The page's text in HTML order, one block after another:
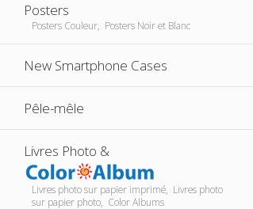
Posters
Posters Couleur, Posters Noir et Blanc
New Smartphone Cases
Pêle-mêle
Livres Photo &
Livres photo sur papier imprimé, Livres photo
sur papier photo, Color Albums